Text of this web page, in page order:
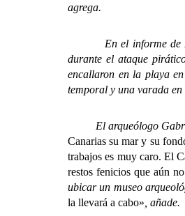
agrega.
En el informe de
durante el ataque
encallaron en la playa
temporal y una varada
El arqueólogo Gabriel
Canarias su mar y su
trabajos es muy caro. El
restos fenicios que aún
ubicar un museo
la llevará a cabo» , añade.